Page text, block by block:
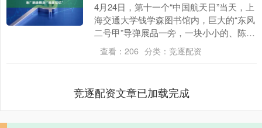
4月24日，第十一个“中国航天日”当天，上
海交通大学钱学森图书馆内，巨大的“东风
二号甲”导弹展品一旁，一块小小的、陈旧
的上海牌手表，正安静地躺在展柜里，吸
引着观....
查看： 206 分类： 竞逐配资
竞逐配资文章已加载完成